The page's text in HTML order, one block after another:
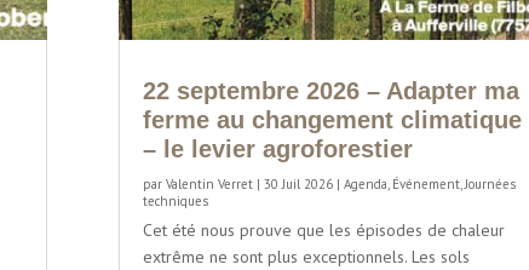
22 septembre 2026 – Adapter ma
ferme au changement climatique
– le levier agroforestier
parValentin Verret |30 Juil 2026 |Agenda, Événement,Journées
techniques
Cet été nous prouve que les épisodes de chaleur
extrême ne sont plus exceptionnels. Les sols